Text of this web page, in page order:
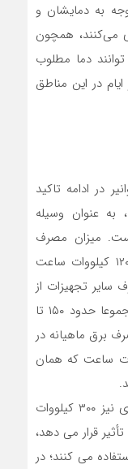
به دمایشان و
می‌کنند، همچون
دما مطلوب
ایام در این مناطق
در ادامه تاکید
به عنوان وسیله
میزان مصرف
برق ماهیانه یک کولر آبی حدود ٩٠ تا ١٢٠ کیلووات ساعت
تجهیزات از
جمله روشنایی و وسایل برقی منزل که مجموعا حدود ١٥٠ تا
برق ماهیانه در
را به دامنه ٣٠٠ کیلووات ساعت که همان
به گفته یاقوتی الگوی مصرف مناطق عادی نیز ٣٠٠ کیلووات
تحت تأثیر قرار می دهد،
استفاده می کنند؛ در